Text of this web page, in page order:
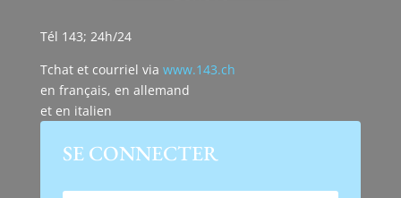
Tél 143; 24h/24
Tchat et courriel via www.143.ch
en français, en allemand
et en italien
SE CONNECTER